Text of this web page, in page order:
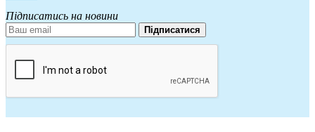
Підписатись на новини
Підписатися